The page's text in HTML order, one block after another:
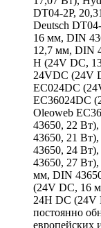
DT04-2P,
Deutsch
16 мм, DIN
12,7 мм, DIN
H (24V DC,
24VDC (24V
EC024DC
EC36024DC
Oleoweb
43650, 22
43650, 21
43650, 24
43650, 27
мм, DIN
(24V DC, 16
24H DC (24V
постоянно
европейских